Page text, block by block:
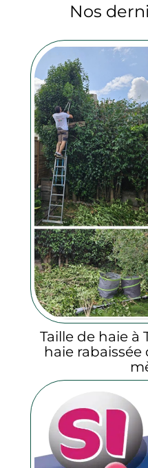
Nos
Taille de haie à
haie rabaissée